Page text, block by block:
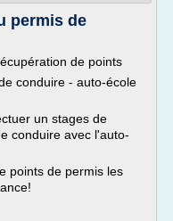
permis de
de points
conduire - auto-école
un stages de
conduire avec l'auto-
points de permis les